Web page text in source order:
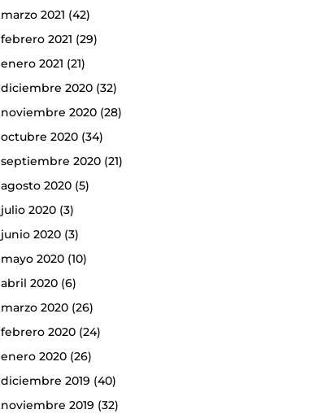
marzo 2021 (42)
febrero 2021 (29)
enero 2021 (21)
diciembre 2020(32)
noviembre 2020(28)
octubre 2020(34)
septiembre 2020(21)
agosto 2020(5)
julio 2020(3)
junio 2020(3)
mayo 2020(10)
abril 2020(6)
marzo 2020(26)
febrero 2020(24)
enero 2020(26)
diciembre 2019 (40)
noviembre 2019 (32)